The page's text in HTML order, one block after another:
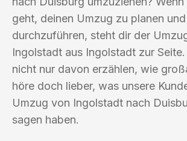
geht, deinen Umzug zu planen und
durchzuführen, steht dir der
Ingolstadt aus Ingolstadt zur
nicht nur davon erzählen, wie
höre doch lieber, was unsere
Umzug von Ingolstadt nach
sagen haben.